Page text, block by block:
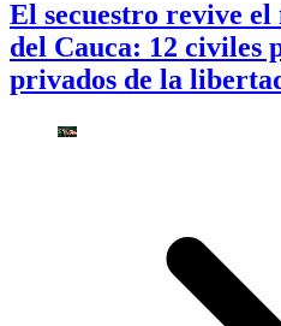
El secuestro revive
del Cauca: 12 civiles
privados de la